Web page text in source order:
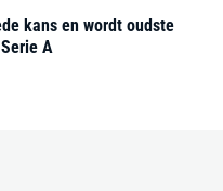
kans en wordt oudste
A